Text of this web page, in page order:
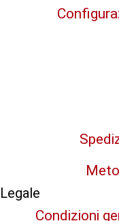
Legale
Condizioni